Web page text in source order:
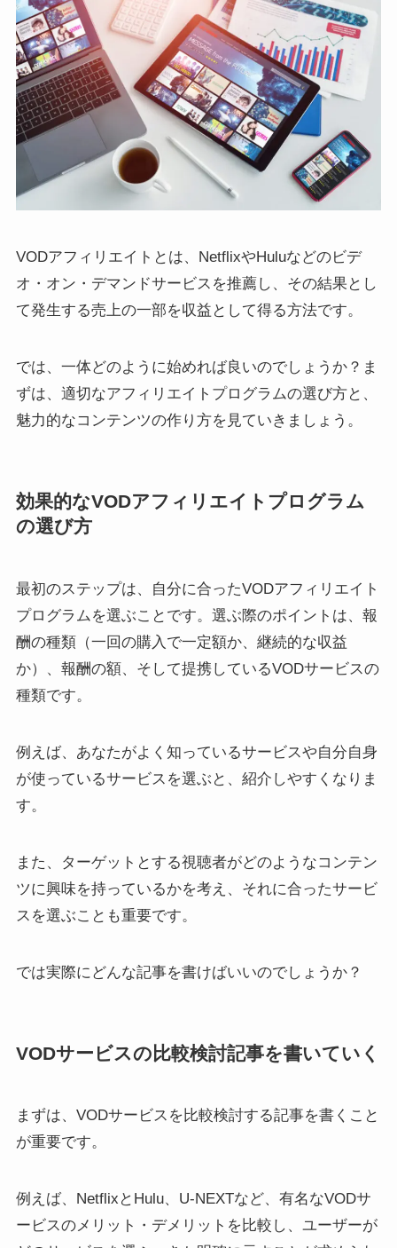
VODアフィリエイトとは、NetflixやHuluなどのビデ
オ・オン・デマンドサービスを推薦し、その結果とし
て発生する売上の一部を収益として得る方法です。
では、一体どのように始めれば良いのでしょうか？ま
ずは、適切なアフィリエイトプログラムの選び方と、
魅力的なコンテンツの作り方を見ていきましょう。
効果的なVODアフィリエイトプログラム
の選び方
最初のステップは、自分に合ったVODアフィリエイト
プログラムを選ぶことです。選ぶ際のポイントは、報
酬の種類（一回の購入で一定額か、継続的な収益
か）、報酬の額、そして提携しているVODサービスの
種類です。
例えば、あなたがよく知っているサービスや自分自身
が使っているサービスを選ぶと、紹介しやすくなりま
す。
また、ターゲットとする視聴者がどのようなコンテン
ツに興味を持っているかを考え、それに合ったサービ
スを選ぶことも重要です。
では実際にどんな記事を書けばいいのでしょうか？
VODサービスの比較検討記事を書いていく
まずは、VODサービスを比較検討する記事を書くこと
が重要です。
例えば、NetflixとHulu、U-NEXTなど、有名なVODサ
ービスのメリット・デメリットを比較し、ユーザーが